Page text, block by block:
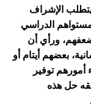
الخصوصية، وكان جزء من علمه عام 2014 يتطلب الإشراف
على الطلاب، والبحث خلف أسباب انخفاض مستواهم الدراسي
وذلك رغبةً في تطوير مهاراتهم وفهم سبب ضعفهم، ورأي أن
أغلب الحالات التي كانت تصل إليه حالات إنسانية، بعضهم أيتام أو
مدرسين خصوصين لهم، وأخذ وقتها على عاتقه حل هذه